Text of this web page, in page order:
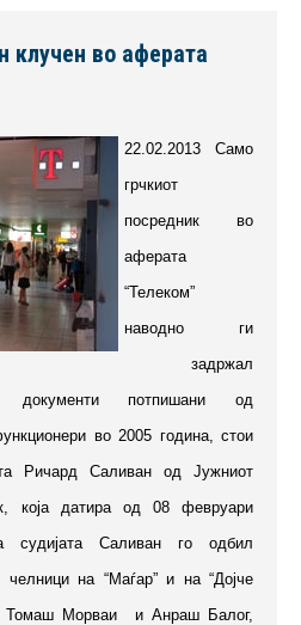
клучен во аферата
22.02.2013 Само
грчкиот
посредник во
аферата
“Телеком”
наводно ги
задржал
документи потпишани од
во 2005 година, стои
Ричард Саливан од Јужниот
која датира од 08 февруари
судијата Саливан го одбил
на “Маѓар” и на “Дојче
Томаш Морваи и Анраш Балог,